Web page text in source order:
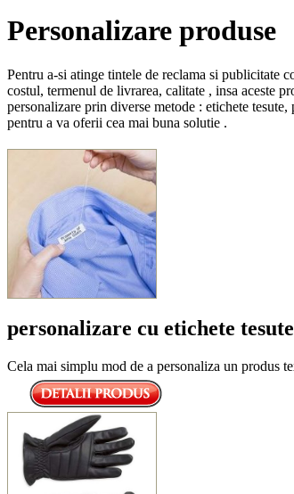
Personalizare produse
Pentru a-si atinge tintele de reclama si publicitate
costul, termenul de livrarea, calitate , insa aceste
personalizare prin diverse metode : etichete
pentru a va oferii cea mai buna solutie .
personalizare cu etichete
Cela mai simplu mod de a personaliza un produs